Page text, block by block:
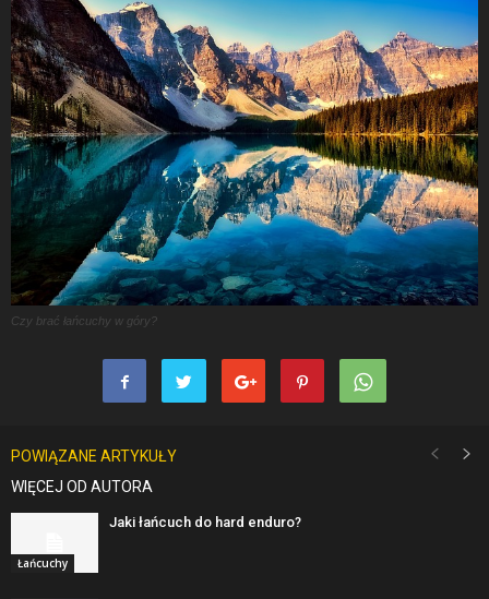
Czy brać łańcuchy w góry?
POWIĄZANE ARTYKUŁY
WIĘCEJ OD AUTORA
Łańcuchy
Jaki łańcuch do hard enduro?